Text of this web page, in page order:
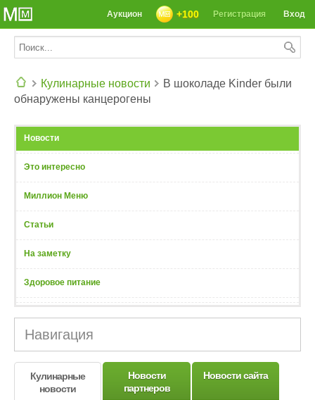
Вход
Регистрация
+100
Аукцион
Кулинарные новости
В шоколаде Kinder были
обнаружены канцерогены
Новости
Это интересно
Миллион Меню
Статьи
На заметку
Здоровое питание
Навигация
Кулинарные
новости
Новости
партнеров
Новости сайта